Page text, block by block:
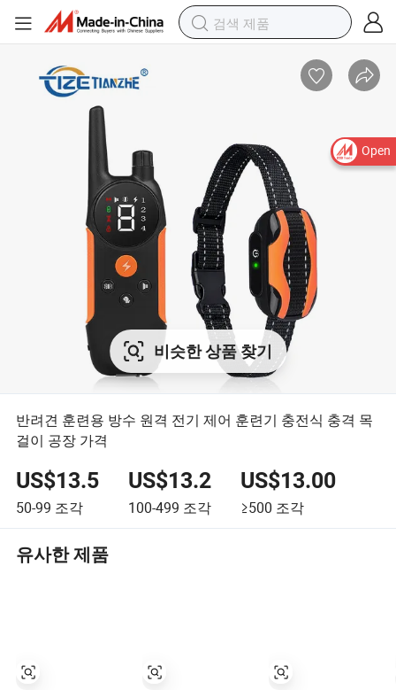
Open
비슷한 상품 찾기
반려견 훈련용 방수 원격 전기 제어 훈련기 충전식 충격 목
걸이 공장 가격
US$13.5
50-99 조각
US$13.2
100-499 조각
US$13.00
≥500 조각
유사한 제품